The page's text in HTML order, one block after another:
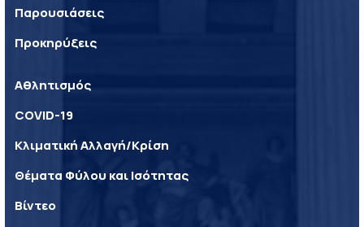
Παρουσιάσεις
Προκηρύξεις
Αθλητισμός
COVID-19
Κλιματική Αλλαγή/Κρίση
Θέματα Φύλου και Ισότητας
Βίντεο